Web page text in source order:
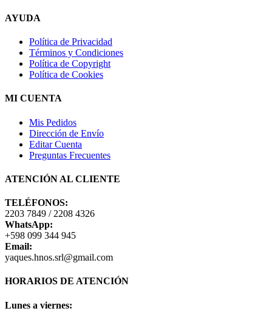
AYUDA
Política de Privacidad
Términos y Condiciones
Política de Copyright
Política de Cookies
MI CUENTA
Mis Pedidos
Dirección de Envío
Editar Cuenta
Preguntas Frecuentes
ATENCIÓN AL CLIENTE
TELÉFONOS:
2203 7849 / 2208 4326
WhatsApp:
+598 099 344 945
Email:
yaques.hnos.srl@gmail.com
HORARIOS DE ATENCIÓN
Lunes a viernes: